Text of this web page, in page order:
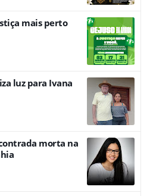
mais perto
luz para Ivana
morta na